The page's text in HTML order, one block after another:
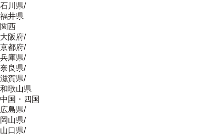
石川県/
福井県
関西
大阪府/
京都府/
兵庫県/
奈良県/
滋賀県/
和歌山県
中国・四国
広島県/
岡山県/
山口県/